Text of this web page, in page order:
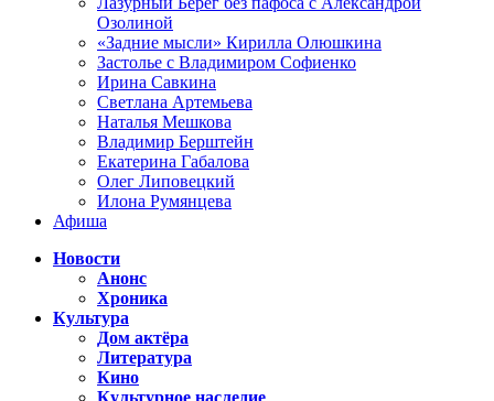
Озолиной
«Задние мысли» Кирилла Олюшкина
Застолье с Владимиром Софиенко
Ирина Савкина
Светлана Артемьева
Наталья Мешкова
Владимир Берштейн
Екатерина Габалова
Олег Липовецкий
Илона Румянцева
Афиша
Новости
Анонс
Хроника
Культура
Дом актёра
Литература
Кино